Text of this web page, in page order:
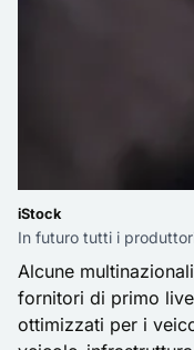
iStock
In futuro tutti i
Alcune
fornitori di primo
ottimizzati per i